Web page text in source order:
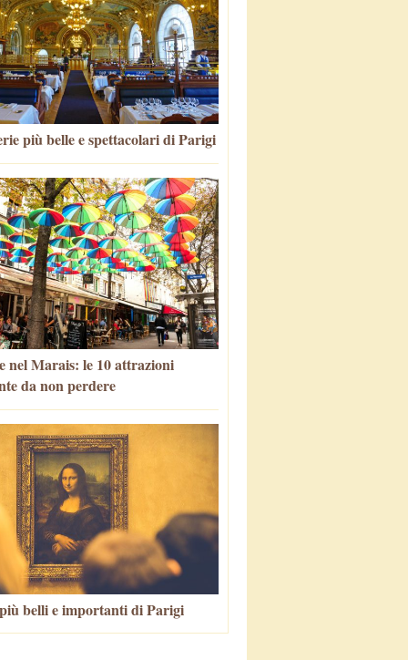
più belle e spettacolari di Parigi
nel Marais: le 10 attrazioni
da non perdere
belli e importanti di Parigi